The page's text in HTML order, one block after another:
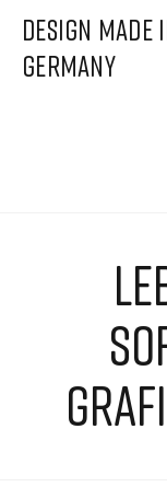
DESIGN MADE
GERMANY